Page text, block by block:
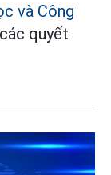
và Công
quyết